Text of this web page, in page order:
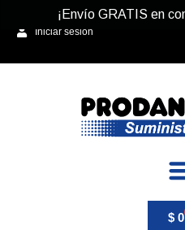
Iniciar sesión
$0
¡Envío GRATIS en